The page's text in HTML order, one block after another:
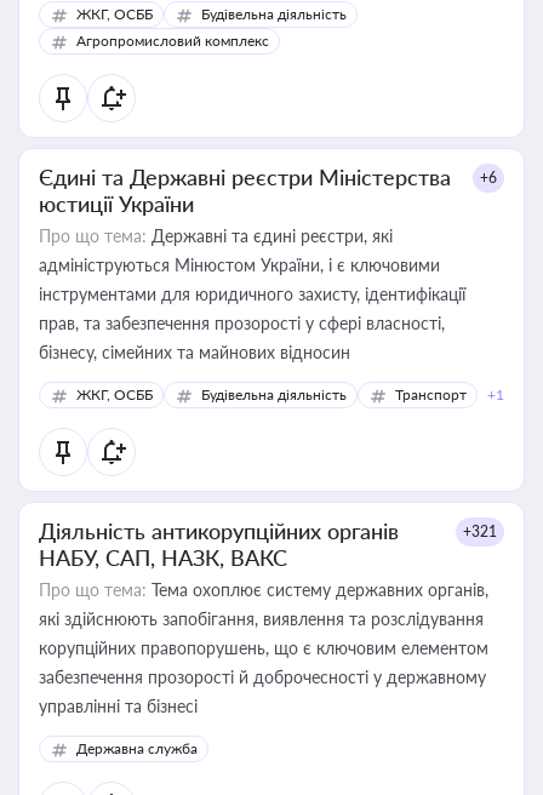
ЖКГ, ОСББ
Будівельна діяльність
Агропромисловий комплекс
Єдині та Державні реєстри Міністерства
юстиції України
+6
Про що тема: Державні та єдині реєстри, які
адмініструються Мінюстом України, і є ключовими
інструментами для юридичного захисту, ідентифікації
прав, та забезпечення прозорості у сфері власності,
бізнесу, сімейних та майнових відносин
ЖКГ, ОСББ Будівельна діяльність Транспорт +1
Діяльність антикорупційних органів
НАБУ, САП, НАЗК, ВАКС
+321
Про що тема: Тема охоплює систему державних органів,
які здійснюють запобігання, виявлення та розслідування
корупційних правопорушень, що є ключовим елементом
забезпечення прозорості й доброчесності у державному
управлінні та бізнесі
Державна служба